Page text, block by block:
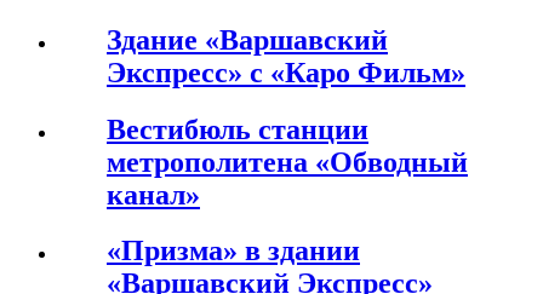
Здание «Варшавский
Экспресс» с «Каро Фильм»
Вестибюль станции
метрополитена «Обводный
канал»
«Призма» в здании
«Варшавский Экспресс»